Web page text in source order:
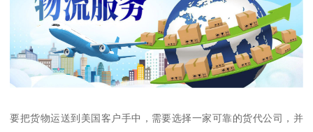
要把货物运送到美国客户手中，需要选择一家可靠的货代公司，并